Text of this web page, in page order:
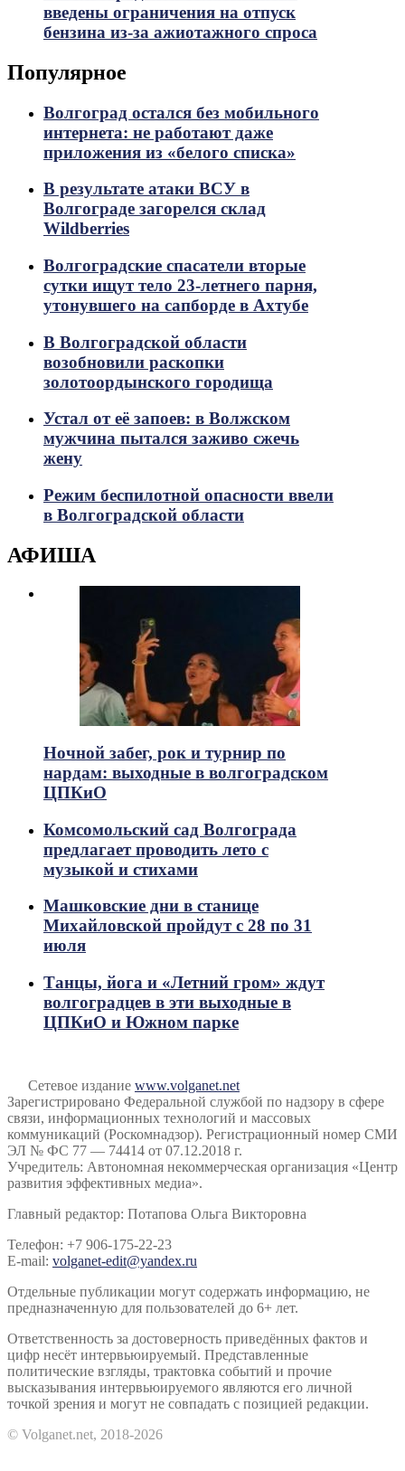
введены ограничения на отпуск
бензина из-за ажиотажного спроса
Популярное
Волгоград остался без мобильного
интернета: не работают даже
приложения из «белого списка»
В результате атаки ВСУ в
Волгограде загорелся склад
Wildberries
Волгоградские спасатели вторые
сутки ищут тело 23-летнего парня,
утонувшего на сапборде в Ахтубе
В Волгоградской области
возобновили раскопки
золотоордынского городища
Устал от её запоев: в Волжском
мужчина пытался заживо сжечь
жену
Режим беспилотной опасности ввели
в Волгоградской области
АФИША
Ночной забег, рок и турнир по
нардам: выходные в волгоградском
ЦПКиО
Комсомольский сад Волгограда
предлагает проводить лето с
музыкой и стихами
Машковские дни в станице
Михайловской пройдут с 28 по 31
июля
Танцы, йога и «Летний гром» ждут
волгоградцев в эти выходные в
ЦПКиО и Южном парке
Сетевое издание www.volganet.net
Зарегистрировано Федеральной службой по надзору в сфере
связи, информационных технологий и массовых
коммуникаций (Роскомнадзор). Регистрационный номер СМИ
ЭЛ № ФС 77 — 74414 от 07.12.2018 г.
Учредитель: Автономная некоммерческая организация «Центр
развития эффективных медиа».
Главный редактор: Потапова Ольга Викторовна
Телефон: +7 906-175-22-23
E-mail: volganet-edit@yandex.ru
Отдельные публикации могут содержать информацию, не
предназначенную для пользователей до 6+ лет.
Ответственность за достоверность приведённых фактов и
цифр несёт интервьюируемый. Представленные
политические взгляды, трактовка событий и прочие
высказывания интервьюируемого являются его личной
точкой зрения и могут не совпадать с позицией редакции.
© Volganet.net, 2018-2026